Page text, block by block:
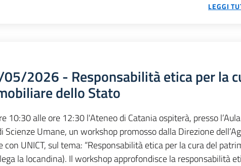
LEGGI
2026 - Responsabilità etica per la
dello Stato
10:30 alle ore 12:30 l'Ateneo di Catania ospiterà, presso
Umane, un workshop promosso dalla Direzione
UNICT, sul tema: “Responsabilità etica per la cura del
la locandina). Il workshop approfondisce la responsabilità